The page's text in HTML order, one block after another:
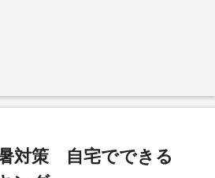
対策 自宅でできる